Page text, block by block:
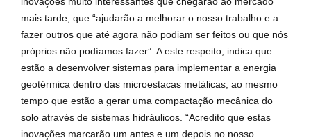
mais tarde, que “ajudarão a melhorar o nosso trabalho e a
fazer outros que até agora não podiam ser feitos ou que nós
próprios não podíamos fazer”. A este respeito, indica que
estão a desenvolver sistemas para implementar a energia
geotérmica dentro das microestacas metálicas, ao mesmo
tempo que estão a gerar uma compactação mecânica do
solo através de sistemas hidráulicos. “Acredito que estas
inovações marcarão um antes e um depois no nosso